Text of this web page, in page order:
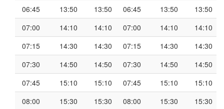
06:45
13:50 13:50 06:45 13:50
13:50
07:00
14:10 14:10 07:00 14:10
14:10
07:15
14:30 14:30 07:15 14:30
14:30
07:30
14:50 14:50 07:30 14:50
14:50
07:45
15:10 15:10 07:45 15:10
15:10
08:00
15:30 15:30 08:00 15:30
15:30